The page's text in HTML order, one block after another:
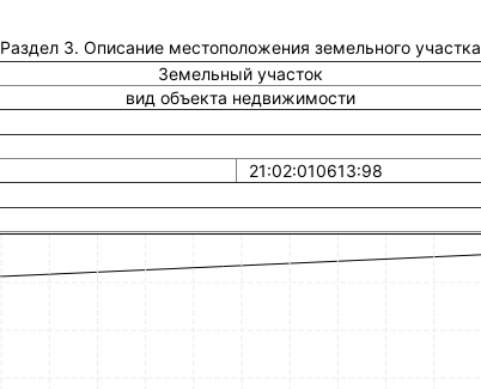
Раздел 3. Описание местоположения земельного участка
Земельный участок
вид объекта недвижимости
21:02:010613:98